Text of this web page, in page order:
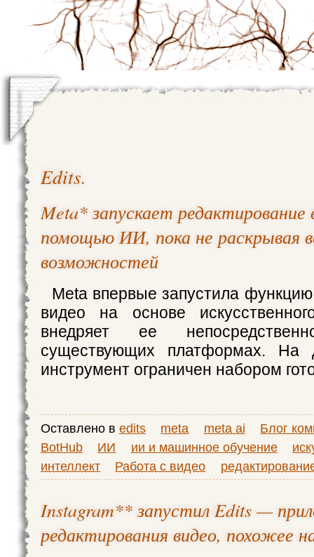
Edits.
Meta* запускает редактирование
помощью ИИ, пока не раскрывая
возможностей
Meta впервые запустила
видео на основе
внедряет ее
существующих платформах. На
инструмент ограничен набором
Оставлено в edits meta meta ai
Блог
BotHub
ИИ ии и машинное обучение
интеллект
Работа с видео
Instagram** запустил Edits —
редактирования видео, похожее